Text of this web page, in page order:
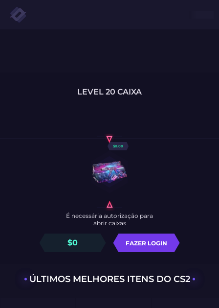
LEVEL 20 CAIXA
$0.00
$0 FAZER LOGIN
É necessária autorização para
abrir caixas
ÚLTIMOS MELHORES ITENS DO CS2